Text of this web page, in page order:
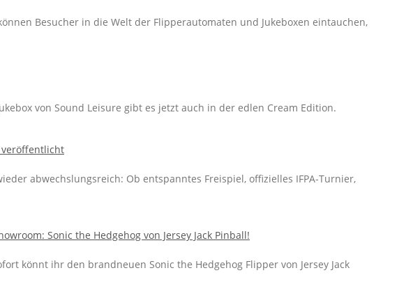
Besucher in die Welt der Flipperautomaten und Jukeboxen eintauchen,
von Sound Leisure gibt es jetzt auch in der edlen Cream Edition.
abwechslungsreich: Ob entspanntes Freispiel, offizielles IFPA-Turnier,
könnt ihr den brandneuen Sonic the Hedgehog Flipper von Jersey Jack